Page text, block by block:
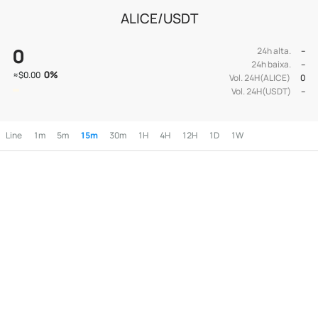
ALICE/USDT
0
≈$0.00 0%
24h alta.
--
24h baixa.
--
Vol. 24H(ALICE)
0
Vol. 24H(USDT)
--
Line 1m 5m 15m 30m 1H 4H 12H 1D 1W